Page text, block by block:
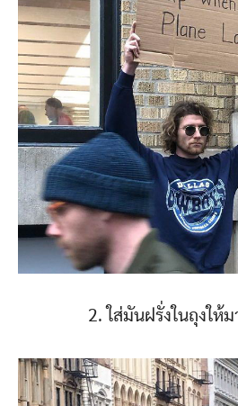
2. ใส่มันฝรั่งในถุงให้